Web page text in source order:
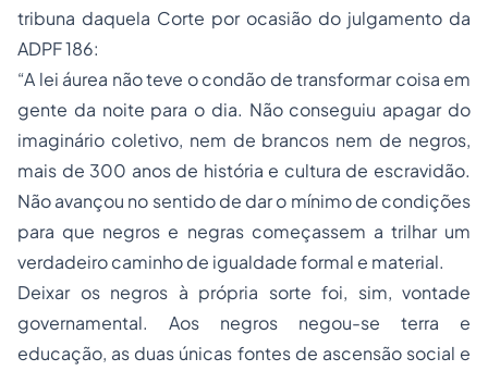
tribuna daquela Corte por ocasião do julgamento da
ADPF 186:
“A lei áurea não teve o condão de transformar coisa em
gente da noite para o dia. Não conseguiu apagar do
imaginário coletivo, nem de brancos nem de negros,
mais de 300 anos de história e cultura de escravidão.
Não avançou no sentido de dar o mínimo de condições
para que negros e negras começassem a trilhar um
verdadeiro caminho de igualdade formal e material.
Deixar os negros à própria sorte foi, sim, vontade
governamental. Aos negros negou-se terra e
educação, as duas únicas fontes de ascensão social e